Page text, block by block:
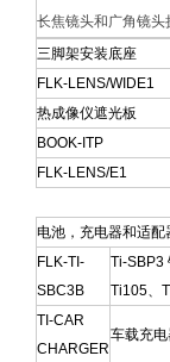
长焦镜头和广角镜
三脚架安装底座
FLK-LENS/WIDE1
热成像仪遮光板
BOOK-ITP
FLK-LENS/E1
电池，充电器和适配
FLK-TI-
SBC3B
Ti-SBP3
Ti105、
TI-CAR
CHARGER
车载充